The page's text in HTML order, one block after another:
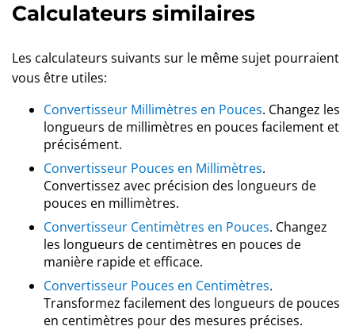
Calculateurs similaires
Les calculateurs suivants sur le même sujet pourraient
vous être utiles:
Convertisseur Millimètres en Pouces. Changez les
longueurs de millimètres en pouces facilement et
précisément.
Convertisseur Pouces en Millimètres.
Convertissez avec précision des longueurs de
pouces en millimètres.
Convertisseur Centimètres en Pouces. Changez
les longueurs de centimètres en pouces de
manière rapide et efficace.
Convertisseur Pouces en Centimètres.
Transformez facilement des longueurs de pouces
en centimètres pour des mesures précises.